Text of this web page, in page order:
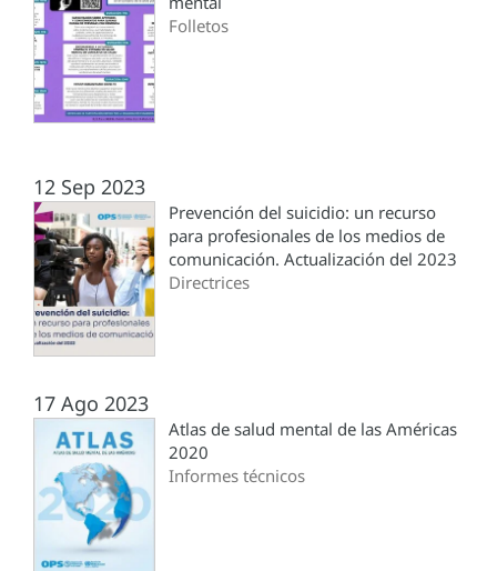
Folletos
12 Sep 2023
Prevención del suicidio: un recurso
para profesionales de los medios de
comunicación. Actualización del 2023
Directrices
17 Ago 2023
Atlas de salud mental de las Américas
2020
Informes técnicos